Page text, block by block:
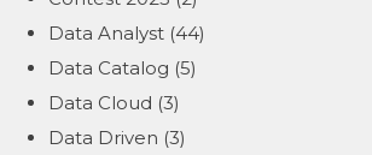
Data Analyst (44)
Data Catalog (5)
Data Cloud (3)
Data Driven (3)